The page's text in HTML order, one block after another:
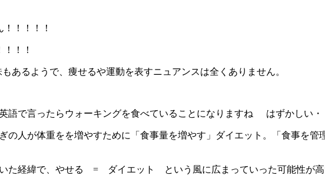
！！！！
！！
あるようで、痩せるや運動を表すニュアンスは全くありません。
語で言ったらウォーキングを食べていることになりますね はずかしい・
の人が体重をを増やすために「食事量を増やす」ダイエット。「食事を
た経緯で、やせる = ダイエット という風に広まっていった可能性が